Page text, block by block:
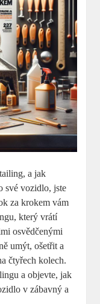
a jak
své ⁤vozidlo, ‍jste⁢
za krokem vám
který vrátí
osvědčenými
umýt, ošetřit a
čtyřech kolech.
a objevte, jak
v zábavný a